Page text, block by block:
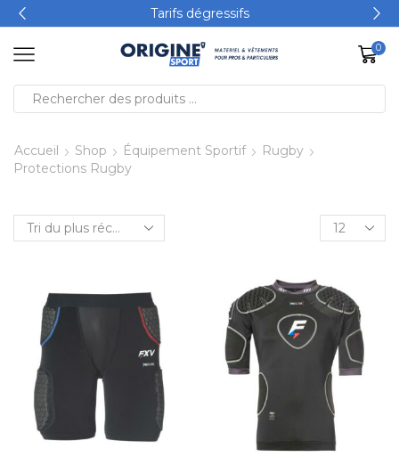
Tarifs dégressifs
0
Accueil Shop Équipement Sportif
Rugby
Protections Rugby